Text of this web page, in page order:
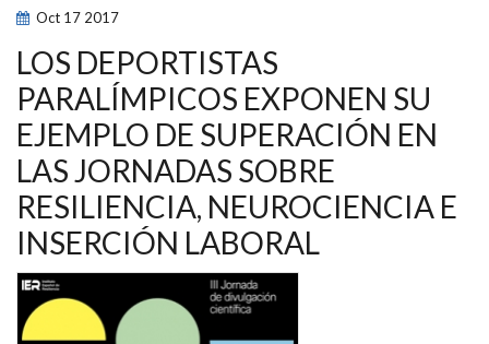
LANZAN
“INCLUYE-
T”
CANARIAS,
PARA
FORMAR
A
PROFESORES
EN
Y
DISCAPACIDAD
Oct 17 2017
LOS DEPORTISTAS
PARALÍMPICOS EXPONEN SU
EJEMPLO DE SUPERACIÓN EN
LAS JORNADAS SOBRE
RESILIENCIA, NEUROCIENCIA E
INSERCIÓN LABORAL